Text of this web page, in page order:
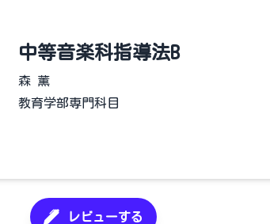
中等音楽科指導法B
森 薫
教育学部専門科目
レビューする